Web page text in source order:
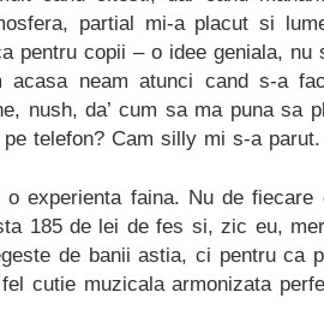
partial mi-a placut si
pentru copii – o idee geniala,
acasa neam atunci cand s-a
nush, da’ cum sa ma puna sa
telefon? Cam silly mi s-a parut.
o experienta faina. Nu de
185 de lei de fes si, zic eu,
de banii astia, ci pentru ca
cutie muzicala armonizata